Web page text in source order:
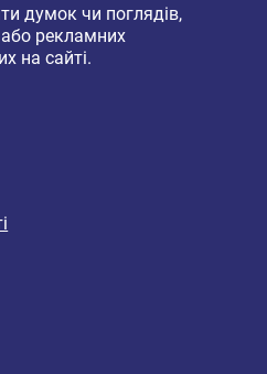
думок чи поглядів,
або рекламних
на сайті.